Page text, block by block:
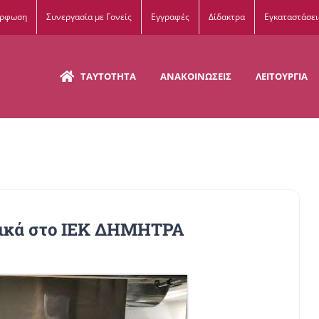
Συνεργασία με Γονείς Εγγραφές Δίδακτρα
ΤΑΥΤΟΤΗΤΑ ΑΝΑΚΟΙΝΩΣΕΙΣ ΛΕΙΤΟΥΡΓΙΑ
στο ΙΕΚ ΔΗΜΗΤΡΑ